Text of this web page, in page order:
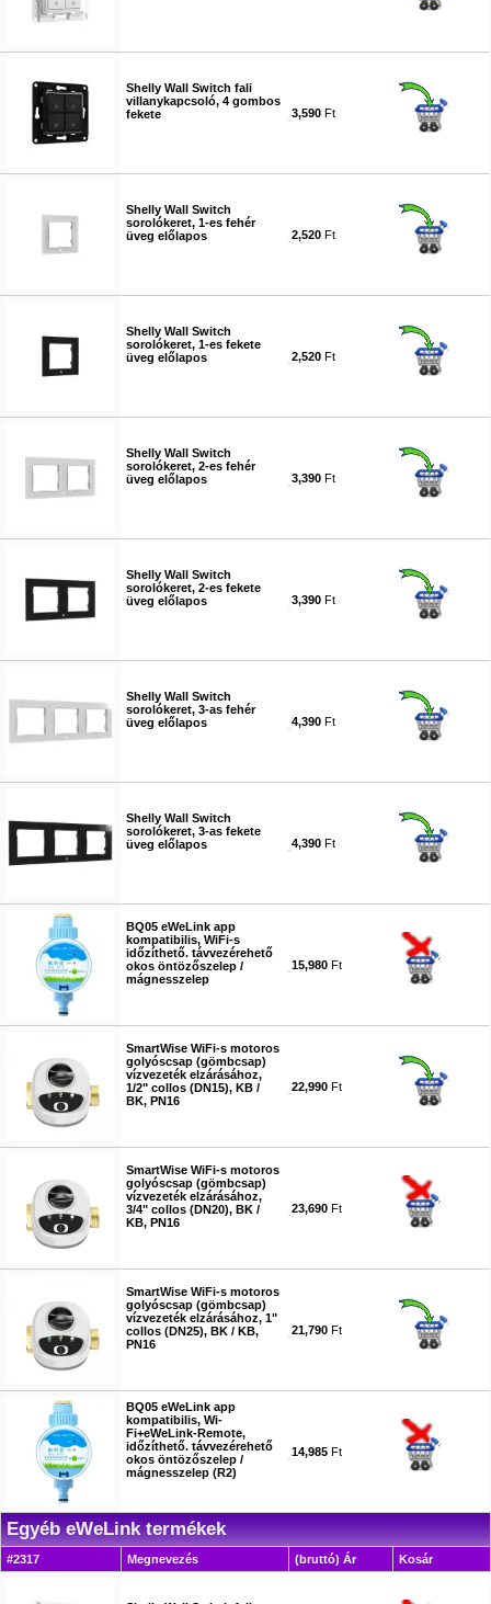
Shelly Wall Switch fali
villanykapcsoló, 4 gombos
fekete
3,590 Ft
Shelly Wall Switch
sorolókeret, 1-es fehér
üveg előlapos
2,520 Ft
Shelly Wall Switch
sorolókeret, 1-es fekete
üveg előlapos
2,520 Ft
Shelly Wall Switch
sorolókeret, 2-es fehér
üveg előlapos
3,390 Ft
Shelly Wall Switch
sorolókeret, 2-es fekete
üveg előlapos
3,390 Ft
Shelly Wall Switch
sorolókeret, 3-as fehér
üveg előlapos
4,390 Ft
Shelly Wall Switch
sorolókeret, 3-as fekete
üveg előlapos
4,390 Ft
BQ05 eWeLink app
kompatibilis, WiFi-s
időzíthető. távvezérehető
okos öntözőszelep /
mágnesszelep
15,980 Ft
SmartWise WiFi-s motoros
golyóscsap (gömbcsap)
vízvezeték elzárásához,
1/2" collos (DN15), KB /
BK, PN16
22,990 Ft
SmartWise WiFi-s motoros
golyóscsap (gömbcsap)
vízvezeték elzárásához,
3/4" collos (DN20), BK /
KB, PN16
23,690 Ft
SmartWise WiFi-s motoros
golyóscsap (gömbcsap)
vízvezeték elzárásához, 1"
collos (DN25), BK / KB,
PN16
21,790 Ft
BQ05 eWeLink app
kompatibilis, Wi-
Fi+eWeLink-Remote,
időzíthető. távvezérehető
okos öntözőszelep /
mágnesszelep (R2)
14,985 Ft
Egyéb eWeLink termékek
#2317 Megnevezés (bruttó) Ár Kosár